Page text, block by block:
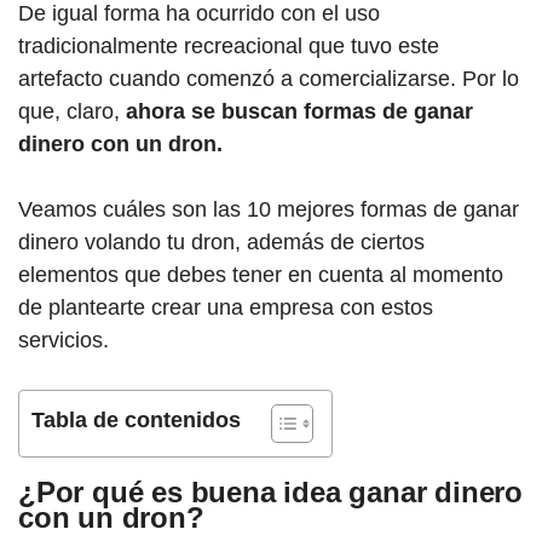
De igual forma ha ocurrido con el uso
tradicionalmente recreacional que tuvo este
artefacto cuando comenzó a comercializarse. Por lo
que, claro, ahora se buscan formas de ganar
dinero con un dron.
Veamos cuáles son las 10 mejores formas de ganar
dinero volando tu dron, además de ciertos
elementos que debes tener en cuenta al momento
de plantearte crear una empresa con estos
servicios.
Tabla de contenidos
¿Por qué es buena idea ganar dinero
con un dron?